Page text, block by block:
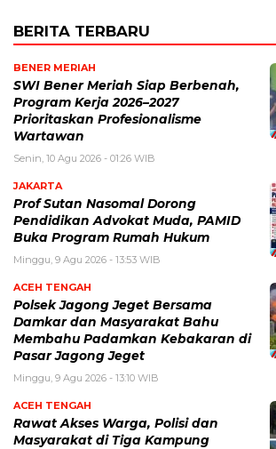
BERITA TERBARU
BENER MERIAH
SWI Bener Meriah Siap Berbenah,
Program Kerja 2026–2027
Prioritaskan Profesionalisme
Wartawan
Senin, 10 Agu 2026 - 01:26 WIB
JAKARTA
Prof Sutan Nasomal Dorong
Pendidikan Advokat Muda, PAMID
Buka Program Rumah Hukum
Minggu, 9 Agu 2026 - 13:53 WIB
ACEH TENGAH
Polsek Jagong Jeget Bersama
Damkar dan Masyarakat Bahu
Membahu Padamkan Kebakaran di
Pasar Jagong Jeget
Minggu, 9 Agu 2026 - 13:10 WIB
ACEH TENGAH
Rawat Akses Warga, Polisi dan
Masyarakat di Tiga Kampung